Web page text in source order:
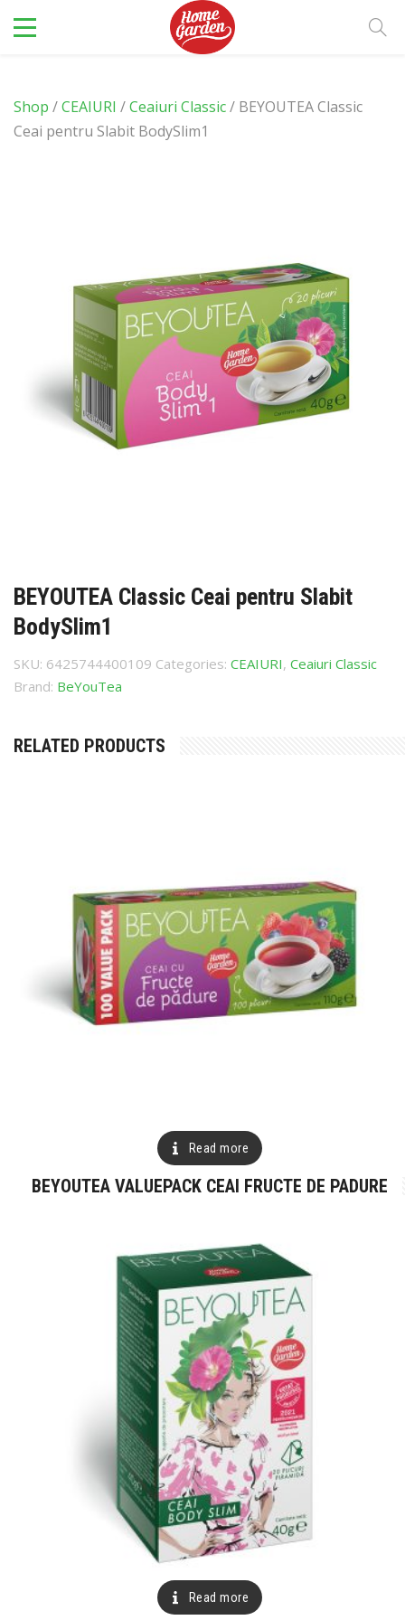
Shop /CEAIURI /Ceaiuri Classic/ BEYOUTEA Classic
Ceai pentru Slabit BodySlim1
BEYOUTEA Classic Ceai pentru Slabit
BodySlim1
SKU: 6425744400109 Categories: CEAIURI, Ceaiuri Classic
Brand: BeYouTea
RELATED PRODUCTS
Read more
BEYOUTEA VALUEPACK CEAI FRUCTE DE PADURE
Read more